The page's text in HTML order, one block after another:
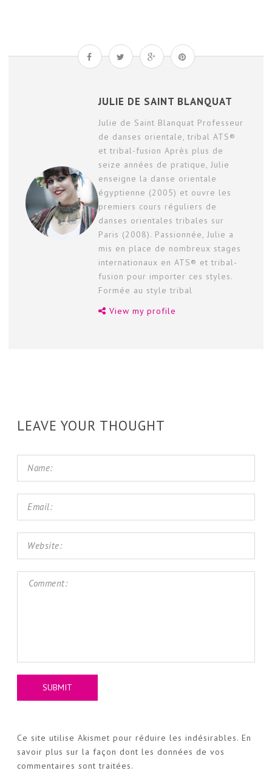
JULIE DE SAINT BLANQUAT
Julie de Saint Blanquat Professeur
de danses orientale, tribal ATS®
et tribal-fusion Après plus de
seize années de pratique, Julie
enseigne la danse orientale
égyptienne (2005) et ouvre les
premiers cours réguliers de
danses orientales tribales sur
Paris (2008). Passionnée, Julie a
mis en place de nombreux stages
internationaux en ATS® et tribal-
fusion pour importer ces styles.
Formée au style tribal
View my profile
LEAVE YOUR THOUGHT
Ce site utilise Akismet pour réduire les indésirables. En
savoir plus sur la façon dont les données de vos
commentaires sont traitées.